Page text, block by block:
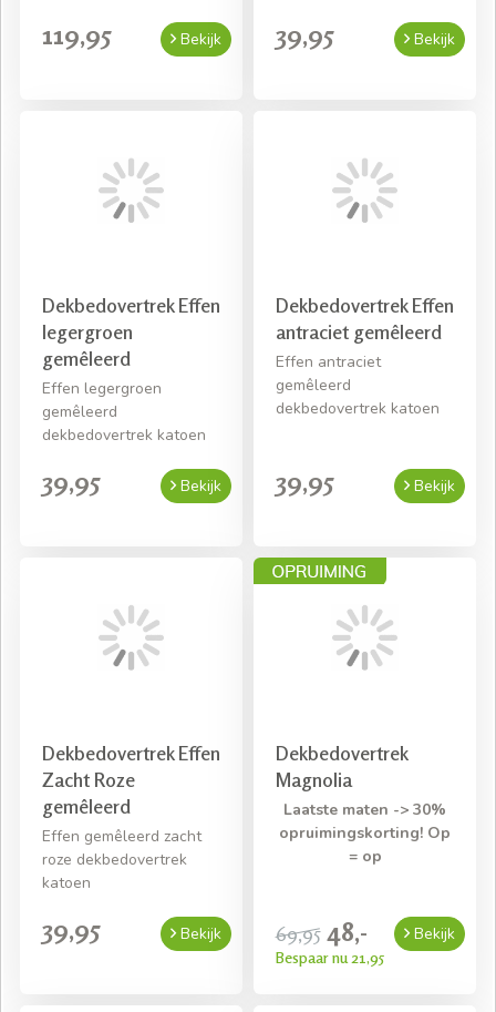
119,95 Bekijk 39,95 Bekijk
Dekbedovertrek Effen
legergroen
gemêleerd
Effen legergroen
gemêleerd
dekbedovertrek katoen
39,95 Bekijk
Dekbedovertrek Effen
antraciet gemêleerd
Effen antraciet
gemêleerd
dekbedovertrek katoen
39,95 Bekijk
Dekbedovertrek Effen
Zacht Roze
gemêleerd
Effen gemêleerd zacht
roze dekbedovertrek
katoen
39,95 Bekijk
Dekbedovertrek
Magnolia
Laatste maten -> 30%
opruimingskorting! Op
= op
69,95 48,-
Bespaar nu 21,95
Bekijk